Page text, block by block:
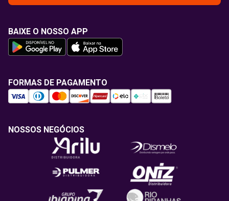
BAIXE O NOSSO APP
FORMAS DE PAGAMENTO
NOSSOS NEGÓCIOS